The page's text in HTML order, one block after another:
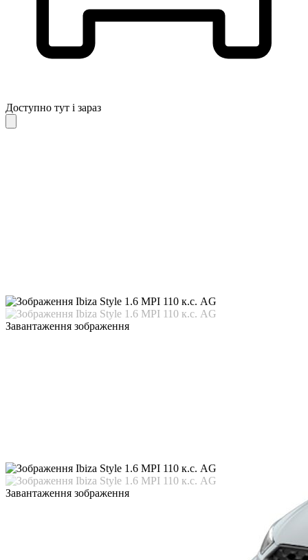
Доступно тут і зараз
Завантаження зображення
Завантаження зображення